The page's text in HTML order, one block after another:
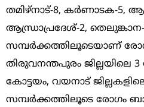
തമിഴ്‌നാട്-8, കര്‍ണാടക-5,
ആന്ധ്രാപ്രദേശ്-2,
സമ്പര്‍ക്കത്തിലൂടെയാണ്
തിരുവനന്തപുരം ജില്ലയിലെ
കോട്ടയം, വയനാട്
സമ്പര്‍ക്കത്തിലൂടെ രോഗം